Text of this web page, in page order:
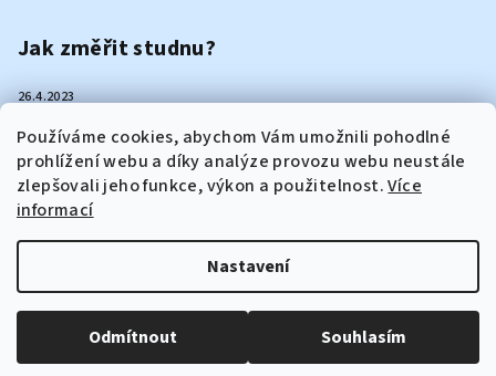
Používáme cookies, abychom Vám umožnili pohodlné
prohlížení webu a díky analýze provozu webu neustále
zlepšovali jeho funkce, výkon a použitelnost.Více
informací
Nastavení
Odmítnout Souhlasím
Jak změřit studnu?
26.4.2023
Jak vybrat ruční pumpu?
25.4.2023
Upravit nastavení cookies
Vytvořil Shoptet